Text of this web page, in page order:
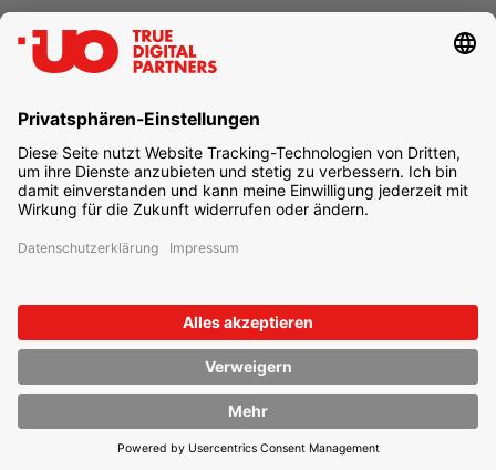
Datenschutz
Einstellungen
Impressum
Newsletter abonnieren
UO TRUE DIGITAL PARTNERS
44269 Dortmund
+49 231 477 379-100
info@unternehmen.online